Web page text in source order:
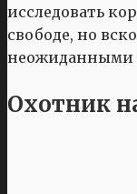
исследовать
свободе, но
неожиданными
Охотник